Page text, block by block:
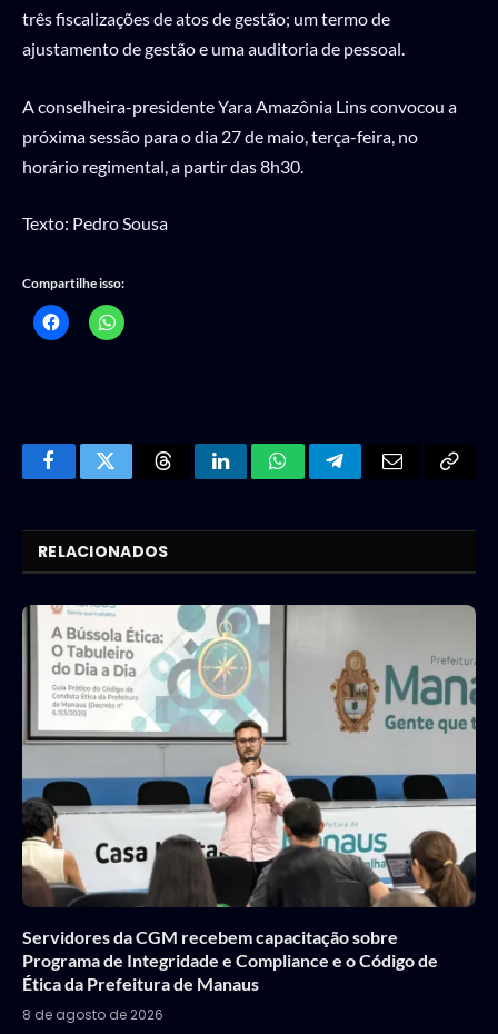
três fiscalizações de atos de gestão; um termo de
ajustamento de gestão e uma auditoria de pessoal.
A conselheira-presidente Yara Amazônia Lins convocou a
próxima sessão para o dia 27 de maio, terça-feira, no
horário regimental, a partir das 8h30.
Texto: Pedro Sousa
Compartilhe isso:
FacebookTwitter ThreadsLinkedInWhatsAppTelegram
RELACIONADOS
Servidores da CGM recebem capacitação sobre
Programa de Integridade e Compliance e o Código de
Ética da Prefeitura de Manaus
8 de agosto de 2026